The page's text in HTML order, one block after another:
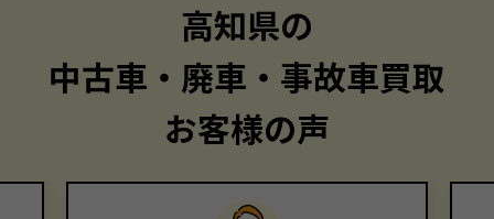
高知県の
中古車・廃車・事故車買取
お客様の声